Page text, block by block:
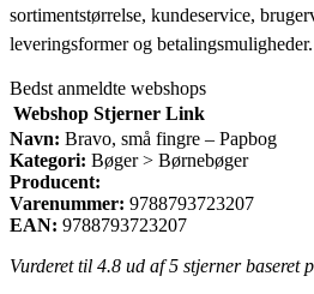
sortimentstørrelse, kundeservice,
leveringsformer og betalingsmuligheder.
Bedst anmeldte webshops
Webshop Stjerner Link
Navn: Bravo, små fingre – Papbog
Kategori: Bøger > Børnebøger
Producent:
Varenummer: 9788793723207
EAN: 9788793723207
Vurderet til 4.8 ud af 5 stjerner baseret